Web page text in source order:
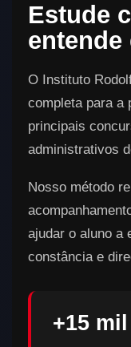
Estude
entende
O Instituto
completa para a
principais
administrativos
Nosso método
ajudar o aluno a
constância e
+15 mil